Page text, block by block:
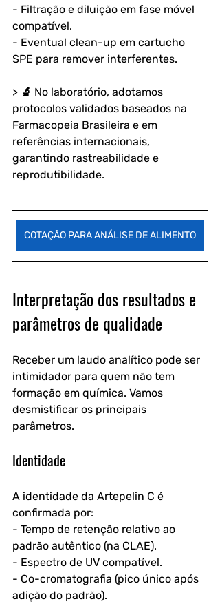
- Filtração e diluição em fase móvel
compatível.
- Eventual clean-up em cartucho
SPE para remover interferentes.
> 🔬 No laboratório, adotamos
protocolos validados baseados na
Farmacopeia Brasileira e em
referências internacionais,
garantindo rastreabilidade e
reprodutibilidade.
COTAÇÃO PARA ANÁLISE DE ALIMENTO
Interpretação dos resultados e
parâmetros de qualidade
Receber um laudo analítico pode ser
intimidador para quem não tem
formação em química. Vamos
desmistificar os principais
parâmetros.
Identidade
A identidade da Artepelin C é
confirmada por:
- Tempo de retenção relativo ao
padrão autêntico (na CLAE).
- Espectro de UV compatível.
- Co-cromatografia (pico único após
adição do padrão).